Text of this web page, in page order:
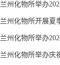
兰州化物所举办
兰州化物所开展夏
兰州化物所举办
兰州化物所举办庆